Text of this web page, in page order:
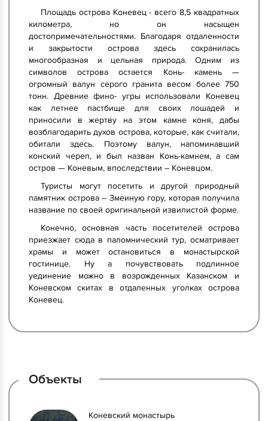
Площадь острова Коневец - всего 8,5 квадратных
километра, но он насыщен
достопримечательностями. Благодаря отдаленности
и закрытости острова здесь сохранилась
многообразная и цельная природа. Одним из
символов острова остается Конь- камень —
огромный валун серого гранита весом более 750
тонн. Древние фино- угры использовали Коневец
как летнее пастбище для своих лошадей и
приносили в жертву на этом камне коня, дабы
возблагодарить духов острова, которые, как считали,
обитали здесь. Поэтому валун, напоминавший
конский череп, и был назван Конь-камнем, а сам
остров — Коневым, впоследствии – Коневцом.
Туристы могут посетить и другой природный
памятник острова – Змеиную гору, которая получила
название по своей оригинальной извилистой форме.
Конечно, основная часть посетителей острова
приезжает сюда в паломнический тур, осматривает
храмы и может остановиться в монастырской
гостинице. Ну а почувствовать подлинное
уединение можно в возрожденных Казанском и
Коневском скитах в отдаленных уголках острова
Коневец.
Объекты
Коневский монастырь